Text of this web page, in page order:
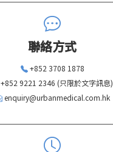
聯絡方式
+852 3708 1878
+852 9221 2346 (只限於文字訊息)
enquiry@urbanmedical.com.hk